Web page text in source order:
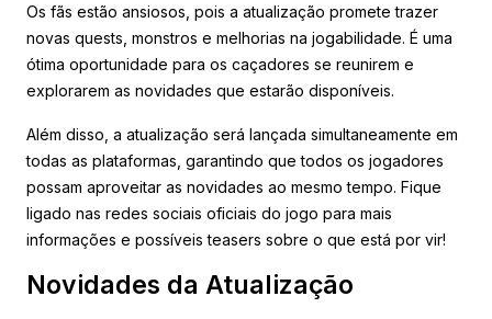
Os fãs estão ansiosos, pois a atualização promete trazer
novas quests, monstros e melhorias na jogabilidade. É uma
ótima oportunidade para os caçadores se reunirem e
explorarem as novidades que estarão disponíveis.
Além disso, a atualização será lançada simultaneamente em
todas as plataformas, garantindo que todos os jogadores
possam aproveitar as novidades ao mesmo tempo. Fique
ligado nas redes sociais oficiais do jogo para mais
informações e possíveis teasers sobre o que está por vir!
Novidades da Atualização